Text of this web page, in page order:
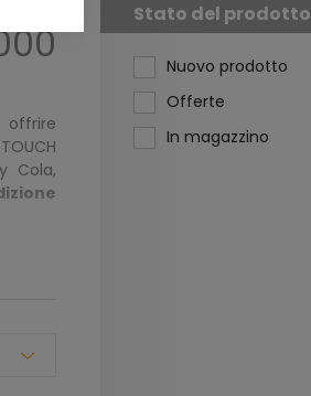
offrire
Cola,
Stato del prodotto
Nuovo prodotto
Offerte
In magazzino